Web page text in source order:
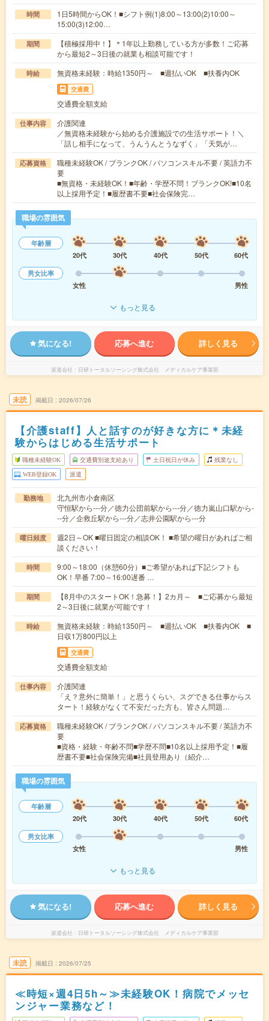
時間
1日5時間からOK！■シフト例(1)8:00～13:00(2)10:00～
15:00(3)12:00…
期間
【積極採用中！】＊1年以上勤務している方が多数！ご応募
から最短2～3日後の就業も相談可能です！
時給 無資格未経験：時給1350円～ ■週払いOK ■扶養内OK
交通費
交通費全額支給
仕事内容
介護関連
／無資格未経験から始める介護施設での生活サポート！＼
「話し相手になって、うんうんとうなずく」「天気が…
応募資格
職種未経験OK / ブランクOK / パソコンスキル不要 / 英語力不
要
■無資格・未経験OK！■年齢・学歴不問！ブランクOK!■10名
以上採用予定！■履歴書不要■社会保険完…
職場の雰囲気
年齢層
20代
30代 40代 50代
60代
男女比率
女性
男性
もっと見る
気になる! 応募へ進む 詳しく見る
派遣会社 日研トータルソーシング株式会社 メディカルケア事業部
未読 掲載日 2026/07/26
【介護staff】人と話すのが好きな方に＊未経
験からはじめる生活サポート
職種未経験OK 交通費別途支給あり 土日祝日が休み 残業なし
WEB登録OK 派遣
勤務地
北九州市小倉南区
守恒駅から---分／徳力公団前駅から---分／徳力嵐山口駅から-
--分／企救丘駅から---分／志井公園駅から---分
曜日頻度
週2日～OK ■曜日固定の相談OK！ ■希望の曜日があればご相
談ください！
時間
9:00～18:00（休憩60分）■ご希望があれば下記シフトも
OK！早番 7:00～16:00遅番 …
期間
【8月中のスタートOK！急募！】2カ月～ ■ご応募から最短
2～3日後に就業が可能です！
時給
無資格未経験：時給1350円～ ■週払いOK ■扶養内OK ■
日収1万800円以上
交通費
交通費全額支給
仕事内容
介護関連
「え？意外に簡単！」と思うくらい、スグできる仕事からス
タート！経験がなくて不安だった方も、皆さん問題…
応募資格
職種未経験OK / ブランクOK / パソコンスキル不要 / 英語力不
要
■資格・経験・年齢不問■学歴不問■10名以上採用予定！■履
歴書不要■社会保険完備■社員登用あり（紹介…
職場の雰囲気
年齢層
20代
30代 40代 50代
60代
男女比率
女性
男性
もっと見る
気になる! 応募へ進む 詳しく見る
派遣会社 日研トータルソーシング株式会社 メディカルケア事業部
未読 掲載日 2026/07/25
≪時短×週4日5h～≫未経験OK！病院でメッセ
ンジャー業務など！